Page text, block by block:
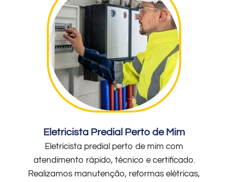
Eletricista Predial Perto de Mim
Eletricista predial perto de mim com
atendimento rápido, técnico e certificado.
Realizamos manutenção, reformas elétricas,